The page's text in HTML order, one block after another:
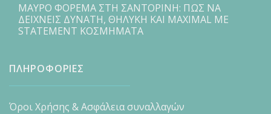
ΜΑΥΡΟ ΦΟΡΕΜΑ ΣΤΗ ΣΑΝΤΟΡΙΝΗ: ΠΩΣ ΝΑ
ΔΕΙΧΝΕΙΣ ΔΥΝΑΤΗ, ΘΗΛΥΚΗ ΚΑΙ MAXIMAL ΜΕ
STATEMENT ΚΟΣΜΗΜΑΤΑ
ΠΛΗΡΟΦΟΡΙΕΣ
Όροι Χρήσης & Ασφάλεια συναλλαγών